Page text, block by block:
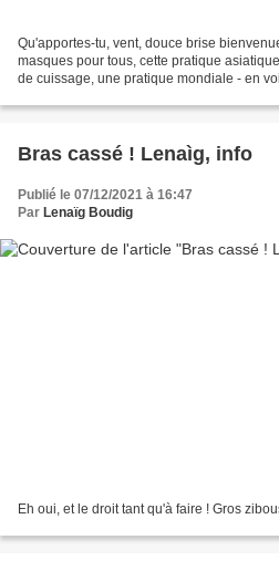
Qu'apportes-tu, vent, douce brise
masques pour tous, cette pratique
de cuissage, une pratique mondiale - en
Bras cassé ! Lenaìg, info
Publié le 07/12/2021 à 16:47
Par Lenaïg Boudig
Eh oui, et le droit tant qu'à faire ! Gros